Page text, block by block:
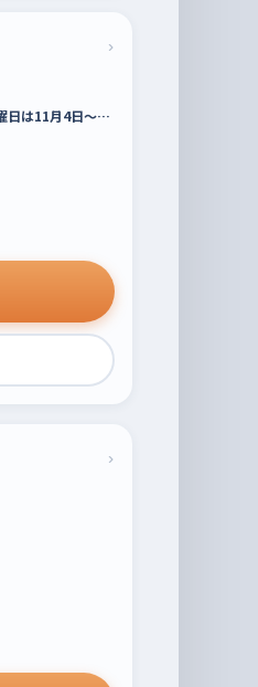
›
日は11月4日～…
›